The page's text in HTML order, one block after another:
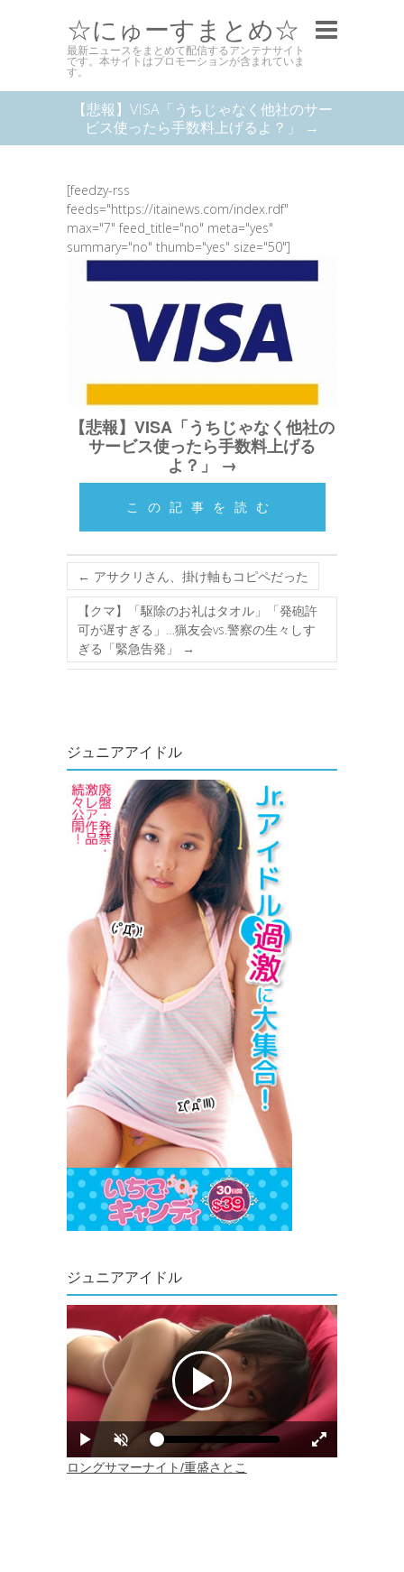
☆にゅーすまとめ☆
最新ニュースをまとめて配信するアンテナサイト
です。本サイトはプロモーションが含まれていま
す。
【悲報】VISA「うちじゃなく他社のサー
ビス使ったら手数料上げるよ？」 →
[feedzy-rss
feeds="https://itainews.com/index.rdf"
max="7" feed_title="no" meta="yes"
summary="no" thumb="yes" size="50"]
【悲報】VISA「うちじゃなく他社の
サービス使ったら手数料上げる
よ？」 →
この記事を読む
← アサクリさん、掛け軸もコピペだった
【クマ】「駆除のお礼はタオル」「発砲許
可が遅すぎる」…猟友会vs.警察の生々しす
ぎる「緊急告発」
→
ジュニアアイドル
ジュニアアイドル